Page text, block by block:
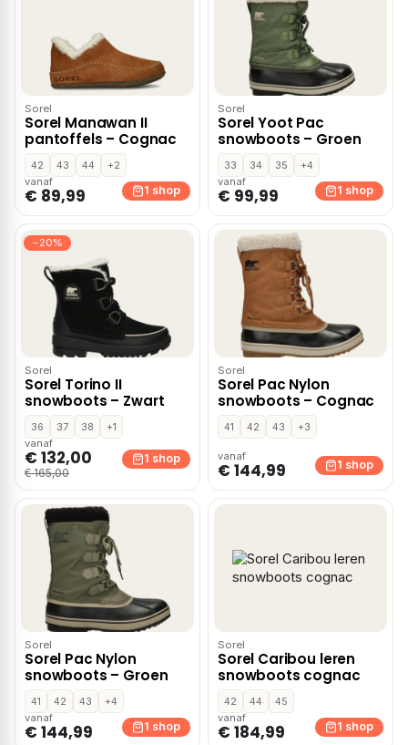
Sorel
Sorel Manawan II
pantoffels – Cognac
42 43 44
+2
vanaf
€ 89,99 1 shop
Sorel
Sorel Yoot Pac
snowboots – Groen
33 34 35
+4
vanaf
€ 99,99 1 shop
−20%
Sorel
Sorel Torino II
snowboots – Zwart
36 37 38
+1
vanaf
€ 132,00
€ 165,00
1 shop
Sorel
Sorel Pac Nylon
snowboots – Cognac
41 42 43 +3
vanaf
€ 144,99 1 shop
Sorel
Sorel Pac Nylon
snowboots – Groen
41 42 43
+4
vanaf
€ 144,99 1 shop
Sorel
Sorel Caribou leren
snowboots cognac
42 44
45
vanaf
€ 184,99 1 shop